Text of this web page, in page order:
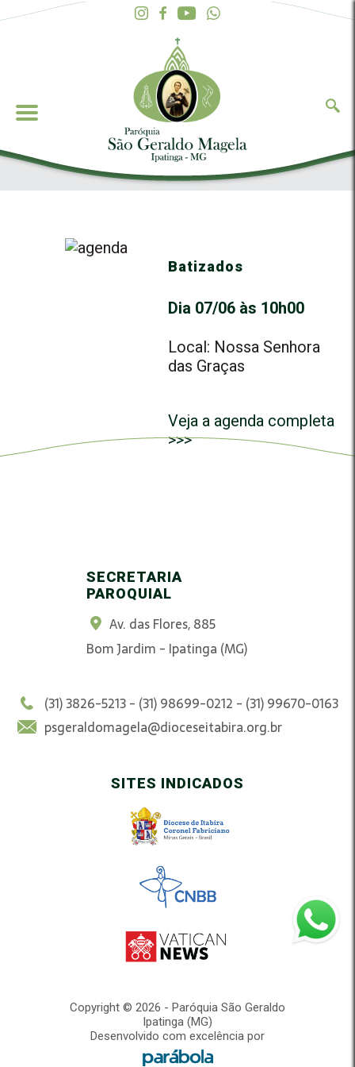
Batizados
Dia 07/06 às 10h00
Local: Nossa Senhora
das Graças
Veja a agenda completa
>>>
SECRETARIA
PAROQUIAL
Av. das Flores, 885
Bom Jardim - Ipatinga (MG)
(31) 3826-5213 - (31) 98699-0212 - (31) 99670-0163
psgeraldomagela@dioceseitabira.org.br
SITES INDICADOS
Copyright © 2026 - Paróquia São Geraldo
Ipatinga (MG)
Desenvolvido com excelência por